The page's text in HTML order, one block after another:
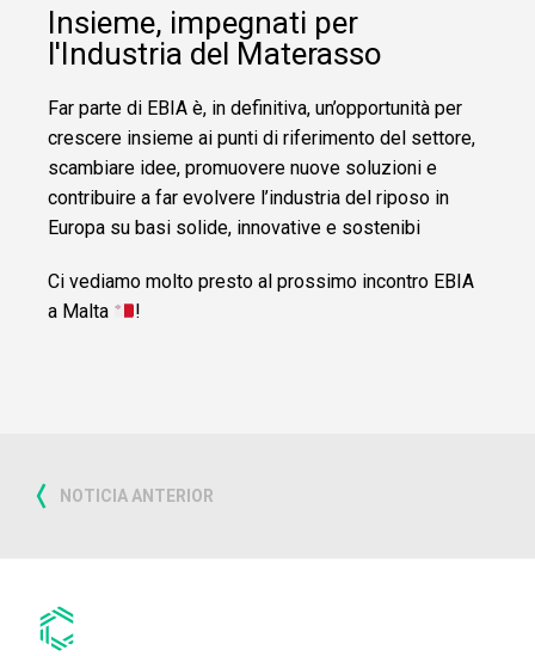
Insieme, impegnati per
l'Industria del Materasso
Far parte di EBIA è, in definitiva, un’opportunità per
crescere insieme ai punti di riferimento del settore,
scambiare idee, promuovere nuove soluzioni e
contribuire a far evolvere l’industria del riposo in
Europa su basi solide, innovative e sostenibi
Ci vediamo molto presto al prossimo incontro EBIA
a Malta
!
NOTICIA ANTERIOR